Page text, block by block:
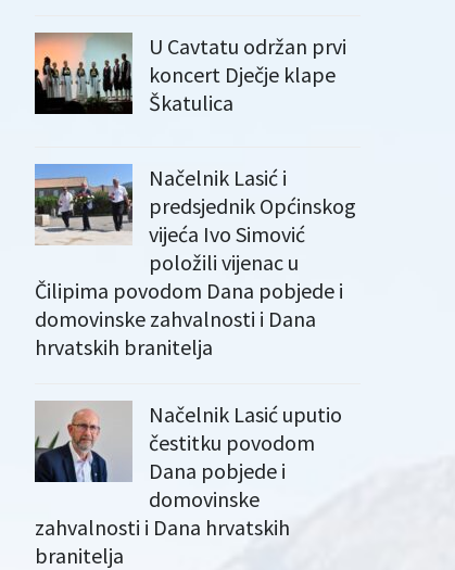
U Cavtatu održan prvi
koncert Dječje klape
Škatulica
Načelnik Lasić i
predsjednik Općinskog
vijeća Ivo Simović
položili vijenac u
Čilipima povodom Dana pobjede i
domovinske zahvalnosti i Dana
hrvatskih branitelja
Načelnik Lasić uputio
čestitku povodom
Dana pobjede i
domovinske
zahvalnosti i Dana hrvatskih
branitelja